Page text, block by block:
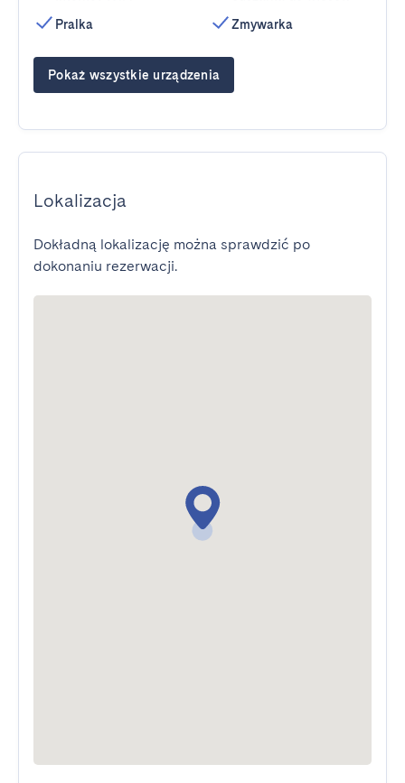
Pralka
Zmywarka
Pokaż wszystkie urządzenia
Lokalizacja
Dokładną lokalizację można sprawdzić po
dokonaniu rezerwacji.